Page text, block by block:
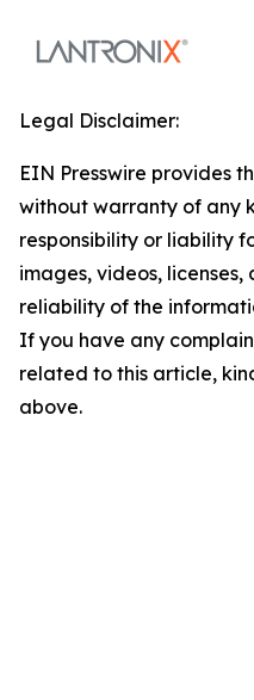
Legal Disclaimer:
EIN Presswire provides
without warranty of any
responsibility or liability
images, videos,
reliability of the
If you have any
related to this article,
above.